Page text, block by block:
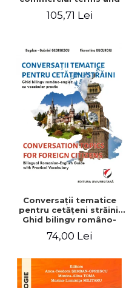
English-German
105,71 Lei
Conversaţii tematice
pentru cetăţeni străini.
Ghid bilingv româno-
practic/Conversation
Bilingual Romanian-English
guide with practical
vocabulary
74,00 Lei